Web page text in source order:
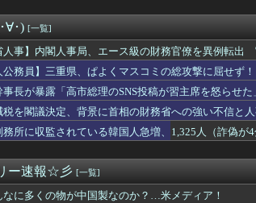
理奈の発言が物議！現地の声と真実
トイレに全裸の男がいる」 観光センターのトイレ
表明「泥棒が『泥棒を捕まえろ』と叫ぶようなやり
にバックドア 外部から完全制御できる機能が仕込
るの？
車場から車が落下 車を運転していた77歳男性が意
!? 「オーストラリアで日本人女性が売春」
年で迂回路が開通している道路を2年半放置されて
から性被害、別職場への復職希望に応じない不適
に対しサイバー攻撃…英政府機関の性能評価試験中
『衝撃的な発言』をしてしまう・・・・・・
ズ(43億円分)を注文してキャンセルした32歳女が逮捕
∀･) [一覧]
人事】内閣人事局、エース級の財務官僚を異例転
任 、岸田首相の後輩
公務員】三重県、ぱよくマスコミの総攻撃に屈せず
該当しない」結果を公表する方針
事長が暴露「高市総理のSNS投稿が習主席を怒らせ
る大きなきっかけになった」
税を閣議決定、背景に首相の財務省への強い不信
敗北
務所に収監されている韓国人急増、1,325人（詐偽
ー速報☆彡 [一覧]
なに多くの物が中国製なのか？…米メディア！